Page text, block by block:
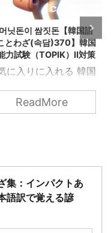
닛돈이 쌈짓돈【韓国語
とわざ(속담)370】韓国
力試験（TOPIK）Ⅱ対策
に入りに入れる 韓国
出てくる韓国の「こ
ざ（속담）」を知ろ
成 주머닛돈이 쌈짓
金と巻き物の中のお
同じ」という意味で
。 これは、「お金を
ReadMore
集：インパクトあ
語訳で覚える諺